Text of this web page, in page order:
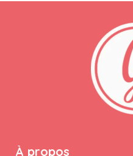
À propos